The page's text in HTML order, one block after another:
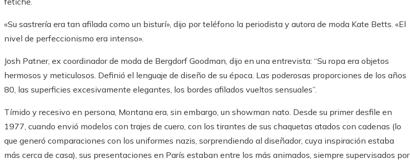
«Su sastrería era tan afilada como un bisturí», dijo por teléfono la periodista y autora de moda Kate Betts. «El
nivel de perfeccionismo era intenso».
Josh Patner, ex coordinador de moda de Bergdorf Goodman, dijo en una entrevista: “Su ropa era objetos
hermosos y meticulosos. Definió el lenguaje de diseño de su época. Las poderosas proporciones de los años
80, las superficies excesivamente elegantes, los bordes afilados vueltos sensuales”.
Tímido y recesivo en persona, Montana era, sin embargo, un showman nato. Desde su primer desfile en
1977, cuando envió modelos con trajes de cuero, con los tirantes de sus chaquetas atados con cadenas (lo
que generó comparaciones con los uniformes nazis, sorprendiendo al diseñador, cuya inspiración estaba
más cerca de casa), sus presentaciones en París estaban entre los más animados, siempre supervisados ​​por